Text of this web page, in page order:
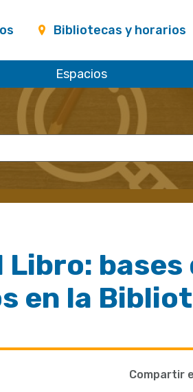
Bibliotecas y horarios
Espacios
bases
en la
Compartir